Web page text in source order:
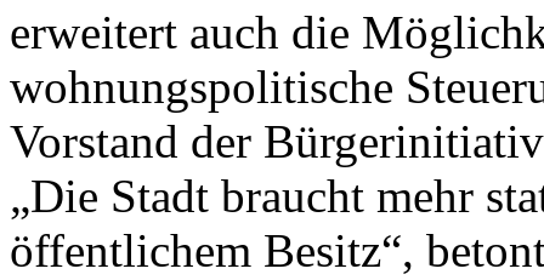
erweitert auch die
wohnungspolitische
Vorstand der
„Die Stadt braucht mehr
öffentlichem Besitz“,